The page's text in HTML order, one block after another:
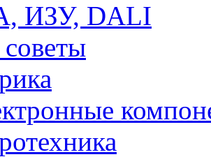
ИЗУ, DALI